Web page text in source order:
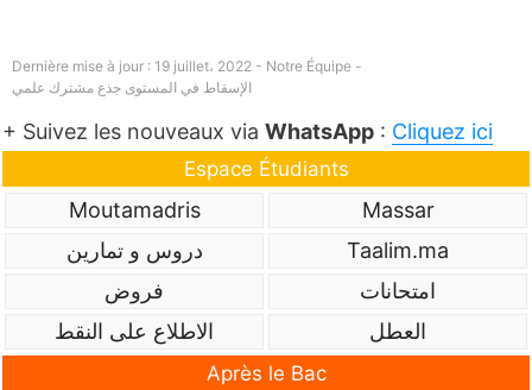
Dernière mise à jour : 19 juillet، 2022 - Notre Équipe -
الإسقاط في المستوى جذع مشترك علمي
+ Suivez les nouveaux via WhatsApp : Cliquez ici
Espace Étudiants
Massar
Moutamadris
Taalim.ma
دروس و تمارين
امتحانات
فروض
العطل
الاطلاع على النقط
Après le Bac